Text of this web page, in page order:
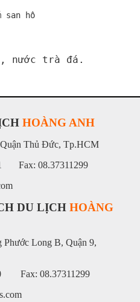
san hô
nước trà đá.
HOÀNG ANH
Thủ Đức, Tp.HCM
Fax: 08.37311299
DU LỊCH HOÀNG
Long B, Quận 9,
Fax: 08.37311299